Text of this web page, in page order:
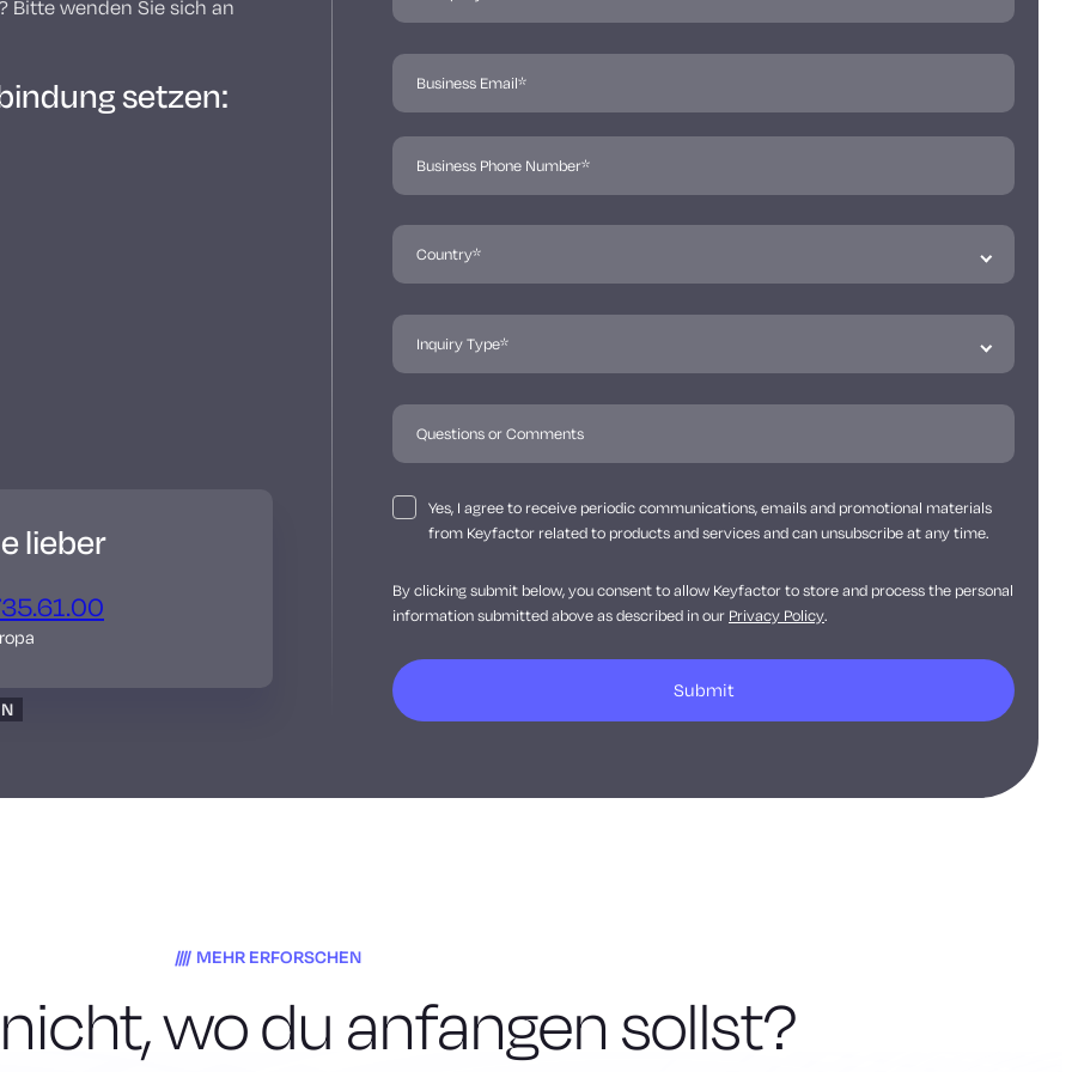
Bitte wenden Sie sich an
setzen:
lieber
Yes, I agree to receive periodic communications, emails and promotional materials
from Keyfactor related to products and services and can unsubscribe at any time.
By clicking submit below, you consent to allow Keyfactor to store and process the personal
information submitted above as described in our Privacy Policy.
MEHR ERFORSCHEN
wo du anfangen sollst?